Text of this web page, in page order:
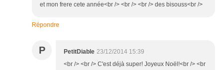
et mon frere cete année<br /> <br /> <br /> des bisouss<br />
Répondre
P PetitDiable 23/12/2014 15:39
<br /> <br /> C'est déjà super! Joyeux Noël!<br /> <br